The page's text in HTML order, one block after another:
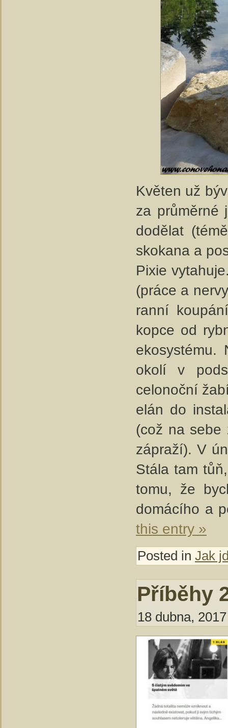
Květen už
za průměrné
dodělat
skokana a
Pixie
(práce a
ranní
kopce od
ekosystému.
okolí v
celonoční
elán do
(což na sebe
zápraží). V
Stála tam
tomu, že
domácího a
this entry »
Posted in Jak
Příběhy
18 dubna,